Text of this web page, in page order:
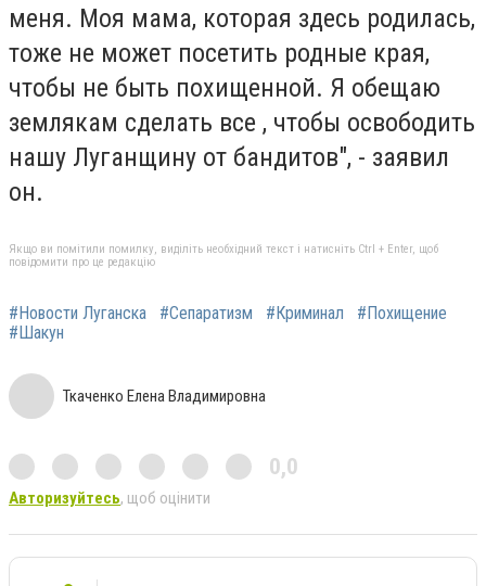
меня. Моя мама, которая здесь родилась,
тоже не может посетить родные края,
чтобы не быть похищенной. Я обещаю
землякам сделать все , чтобы освободить
нашу Луганщину от бандитов", - заявил
он.
Якщо ви помітили помилку, виділіть необхідний текст і натисніть Ctrl + Enter, щоб
повідомити про це редакцію
#Новости Луганска #Сепаратизм #Криминал
#Похищение
#Шакун
Ткаченко Елена Владимировна
0,0
Авторизуйтесь, щоб оцінити